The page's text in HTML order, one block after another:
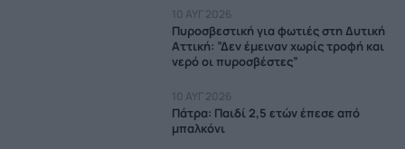
10 ΑΥΓ 2026
Πυροσβεστική για φωτιές στη Δυτική
Αττική: ”Δεν έμειναν χωρίς τροφή και
νερό οι πυροσβέστες”
10 ΑΥΓ 2026
Πάτρα: Παιδί 2,5 ετών έπεσε από
μπαλκόνι